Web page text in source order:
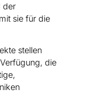
der
sie für die
stellen
die